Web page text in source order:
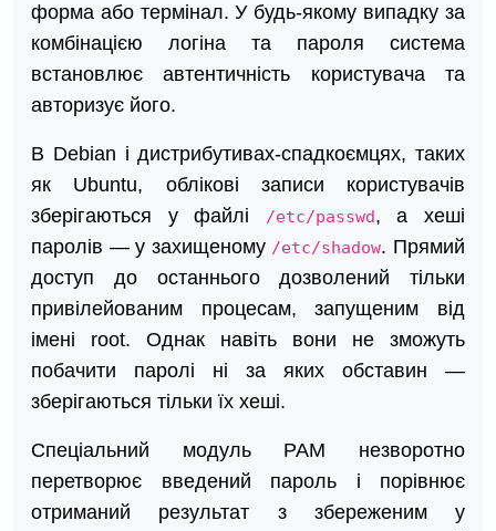
форма або термінал. У будь-якому випадку за
комбінацією логіна та пароля система
встановлює автентичність користувача та
авторизує його.
В Debian і дистрибутивах-спадкоємцях, таких
як Ubuntu, облікові записи користувачів
зберігаються у файлі
/etc/passwd, а хеші
паролів — у захищеному /etc/shadow. Прямий
доступ до останнього дозволений тільки
привілейованим процесам, запущеним від
імені root. Однак навіть вони не зможуть
побачити паролі ні за яких обставин —
зберігаються тільки їх хеші.
Спеціальний модуль PAM незворотно
перетворює введений пароль і порівнює
отриманий результат з збереженим у